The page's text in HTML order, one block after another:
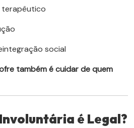
terapêutico
social
também é cuidar de quem
é Legal?